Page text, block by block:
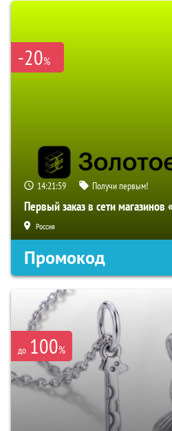
-20%
14:21:59 Получи первым!
Первый заказ в сети магазинов
Россия
Промокод
до 100%